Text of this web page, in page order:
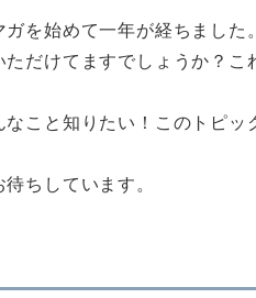
を始めて一年が経ちました。
ただけてますでしょうか？
なこと知りたい！このトピ
ちしています。